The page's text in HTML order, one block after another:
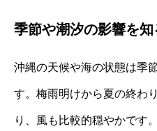
季節や潮汐の影響を知
沖縄の天候や海の状態は季
す。梅雨明けから夏の終わ
り、風も比較的穏やかです